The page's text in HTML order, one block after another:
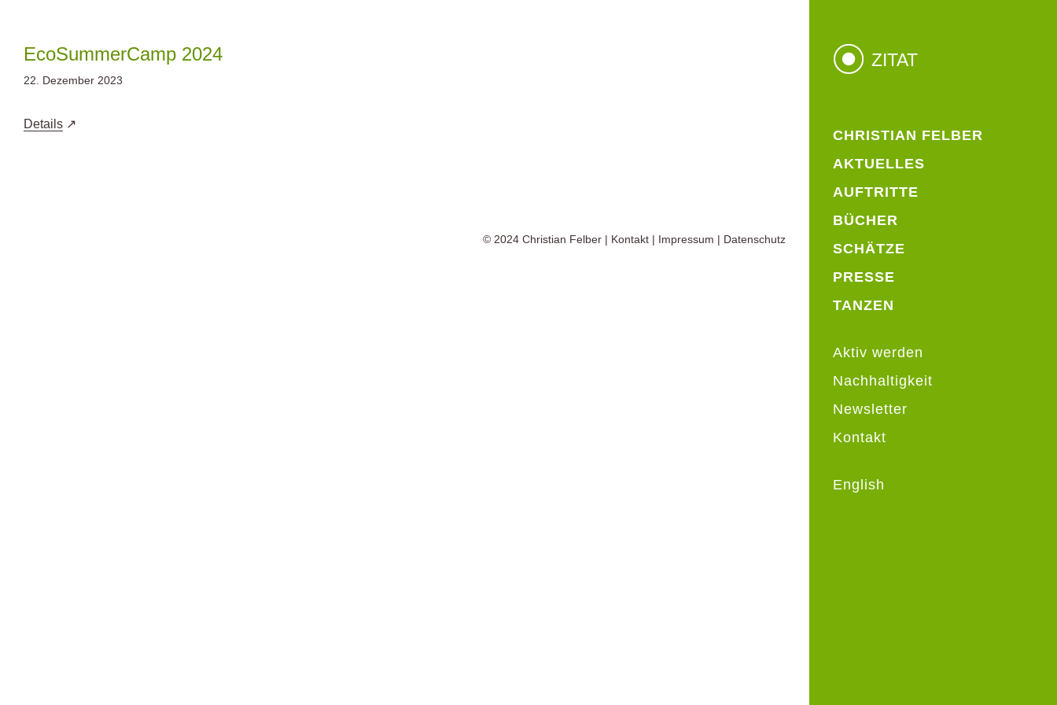
springen
CHRISTIAN FELBER
AKTUELLES
AUFTRITTE
BÜCHER
SCHÄTZE
PRESSE
TANZEN
Aktiv werden
Nachhaltigkeit
Newsletter
Kontakt
English
ZITAT
EcoSummerCamp 2024
22. Dezember 2023
Details
© 2024 Christian Felber | Kontakt | Impressum | Datenschutz